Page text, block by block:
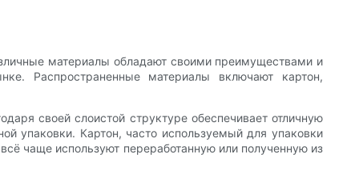
материалы обладают своими преимуществами и
Распространенные материалы включают картон,
своей слоистой структуре обеспечивает отличную
упаковки. Картон, часто используемый для упаковки
чаще используют переработанную или полученную из